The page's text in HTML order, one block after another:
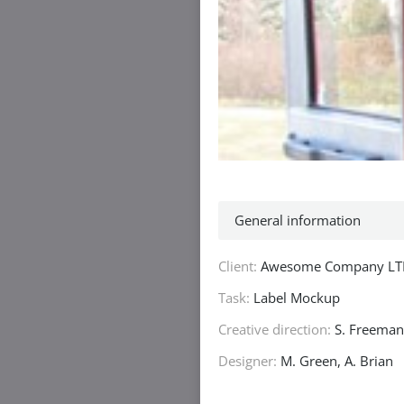
General information
Client: Awesome Company
Task: Label Mockup
Creative direction: S. Freeman
Designer: M. Green, A. Brian